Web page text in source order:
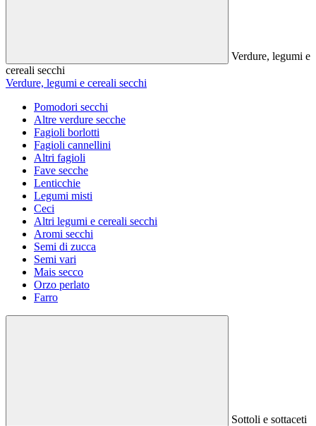
Verdure, legumi e
cereali secchi
Verdure, legumi e cereali secchi
Pomodori secchi
Altre verdure secche
Fagioli borlotti
Fagioli cannellini
Altri fagioli
Fave secche
Lenticchie
Legumi misti
Ceci
Altri legumi e cereali secchi
Aromi secchi
Semi di zucca
Semi vari
Mais secco
Orzo perlato
Farro
Sottoli e sottaceti